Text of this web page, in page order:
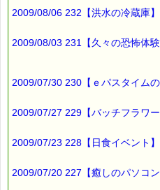
難しすぎて
よく理解できませんでした (^^;)
お客様からのご投稿もお待ちし
*****@pass-thyme.com
━━━━━━━━☆
ｅクーポン：****-******
2009/08/06 232【洪水の冷蔵庫】
2009/08/03 231【久々の恐怖体験
2009/07/30 230【ｅパスタイムの
2009/07/27 229【バッチフラワー
2009/07/23 228【日食イベント】
2009/07/20 227【癒しのパソコン